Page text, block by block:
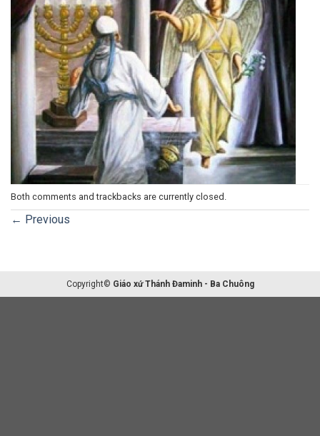
Both comments and trackbacks are currently closed.
← Previous
Copyright© Giáo xứ Thánh Đaminh - Ba Chuông